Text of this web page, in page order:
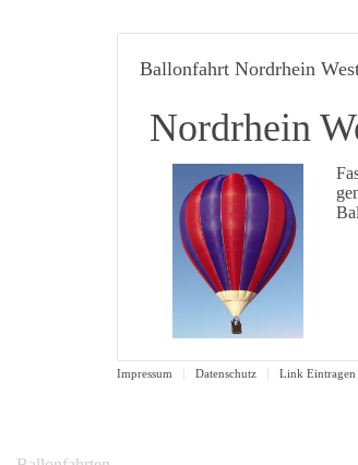
Ballonfahrt Nordrhein
Nordrhein
Impressum Datenschutz Link Eintragen